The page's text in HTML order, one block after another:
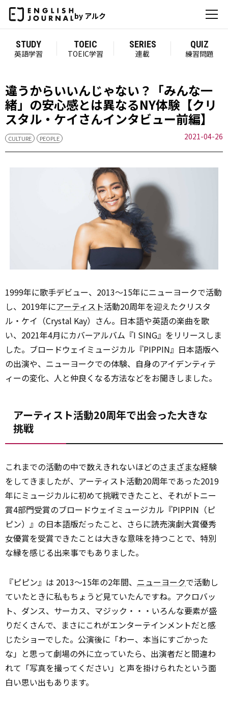
by アルク
STUDY
英語学習
TOEIC
TOEIC学習
SERIES
連載
QUIZ
練習問題
違うからいいんじゃない？「みんな一
緒」の安心感とは異なるNY体験【クリ
スタル・ケイさんインタビュー前編】
CULTURE PEOPLE 2021-04-26
1999年に歌手デビュー、2013～15年にニューヨークで活動
し、2019年にアーティスト活動20周年を迎えたクリスタ
ル・ケイ（Crystal Kay）さん。日本語や英語の楽曲を歌
い、2021年4月にカバーアルバム『I SING』をリリースしま
した。ブロードウェイミュージカル『PIPPIN』日本語版へ
の出演や、ニューヨークでの体験、自身のアイデンティテ
ィーの変化、人と仲良くなる方法などをお聞きしました。
アーティスト活動20周年で出会った大きな
挑戦
これまでの活動の中で数えきれないほどのさまざまな経験
をしてきましたが、アーティスト活動20周年であった2019
年にミュージカルに初めて挑戦できたこと、それがトニー
賞4部門受賞のブロードウェイミュージカル『PIPPIN（ピ
ピン）』の日本語版だったこと、さらに読売演劇大賞優秀
女優賞を受賞できたことは大きな意味を持つことで、特別
な縁を感じる出来事でもありました。
『ピピン』は 2013～15年の2年間、 ニューヨークで活動し
ていたときに私もちょうど見ていたんですね。アクロバッ
ト、ダンス、サーカス、マジック・・・いろんな要素が盛
りだくさんで、まさにこれがエンターテインメントだと感
じたショーでした。公演後に「わー、本当にすごかった
な」と思って劇場の外に立っていたら、出演者だと間違わ
れて「写真を撮ってください」と声を掛けられたという面
白い思い出もあります。